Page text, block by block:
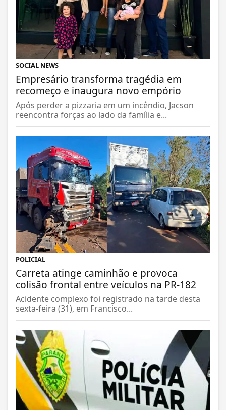
SOCIAL NEWS
Empresário transforma tragédia em
recomeço e inaugura novo empório
Após perder a pizzaria em um incêndio, Jacson
reencontra forças ao lado da família e...
POLICIAL
Carreta atinge caminhão e provoca
colisão frontal entre veículos na PR-182
Acidente complexo foi registrado na tarde desta
sexta-feira (31), em Francisco...